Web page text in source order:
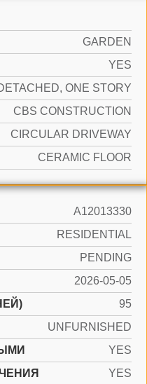
GARDEN
YES
ONE STORY
CBS CONSTRUCTION
CIRCULAR DRIVEWAY
CERAMIC FLOOR
A12013330
RESIDENTIAL
PENDING
2026-05-05
95
UNFURNISHED
YES
YES